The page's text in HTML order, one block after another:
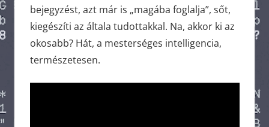
bejegyzést, azt már is „magába foglalja”, sőt,
kiegészíti az általa tudottakkal. Na, akkor ki az
okosabb? Hát, a mesterséges intelligencia,
természetesen.